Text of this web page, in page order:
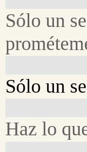
Sólo un
Sólo un
Haz lo